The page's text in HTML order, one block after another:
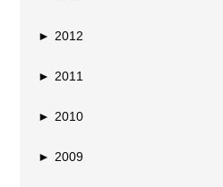
► 2012
► 2011
► 2010
► 2009